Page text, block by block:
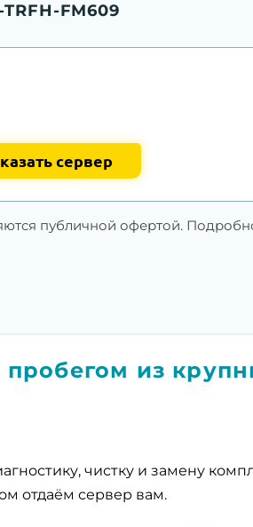
FM609
сервер
публичной офертой.
из
чистку и замену
отдаём сервер вам.